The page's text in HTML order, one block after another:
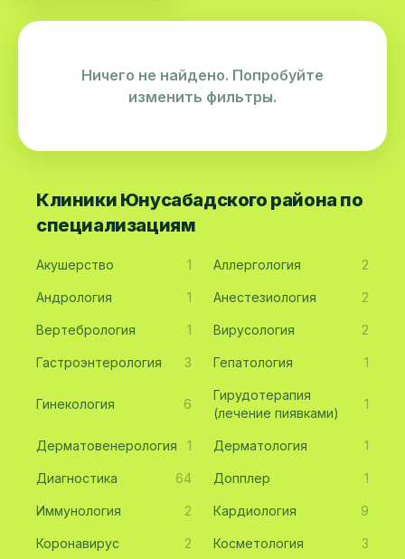
Ничего не найдено. Попробуйте
изменить фильтры.
Клиники Юнусабадского района по
специализациям
Акушерство 1 Аллергология 2
Андрология 1 Анестезиология 2
Вертебрология 1 Вирусология 2
Гастроэнтерология 3 Гепатология 1
Гинекология 6
Гирудотерапия
(лечение пиявками)
1
Дерматовенерология 1 Дерматология 1
Диагностика 64 Допплер 1
Иммунология 2 Кардиология 9
Коронавирус 2 Косметология 3